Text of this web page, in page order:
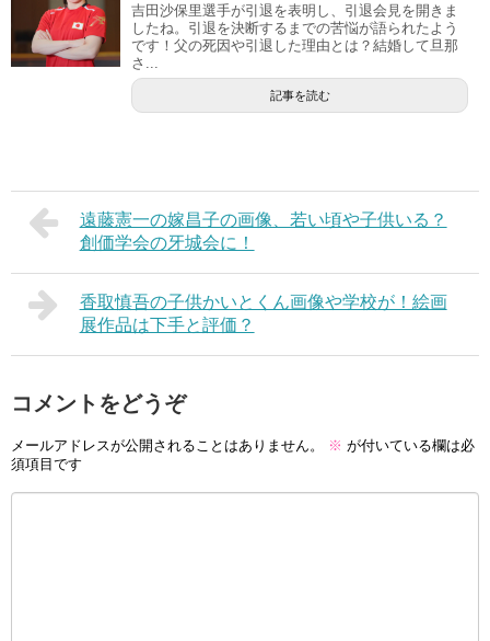
吉田沙保里選手が引退を表明し、引退会見を開きま
したね。引退を決断するまでの苦悩が語られたよう
です！父の死因や引退した理由とは？結婚して旦那
さ...
記事を読む
遠藤憲一の嫁昌子の画像、若い頃や子供いる？
創価学会の牙城会に！
香取慎吾の子供かいとくん画像や学校が！絵画
展作品は下手と評価？
コメントをどうぞ
メールアドレスが公開されることはありません。 ※ が付いている欄は必
須項目です